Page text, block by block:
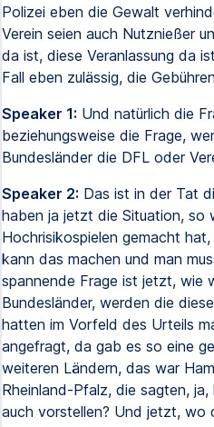
Polizei eben die Gewalt
Verein seien auch Nutznießer
da ist, diese Veranlassung da
Fall eben zulässig, die
Speaker 1: Und natürlich die
beziehungsweise die Frage,
Bundesländer die DFL oder
Speaker 2: Das ist in der Tat
haben ja jetzt die Situation, so
Hochrisikospielen gemacht
kann das machen und man
spannende Frage ist jetzt, wie
Bundesländer, werden die
hatten im Vorfeld des Urteils
angefragt, da gab es so eine
weiteren Ländern, das war
Rheinland-Pfalz, die sagten,
auch vorstellen? Und jetzt, wo